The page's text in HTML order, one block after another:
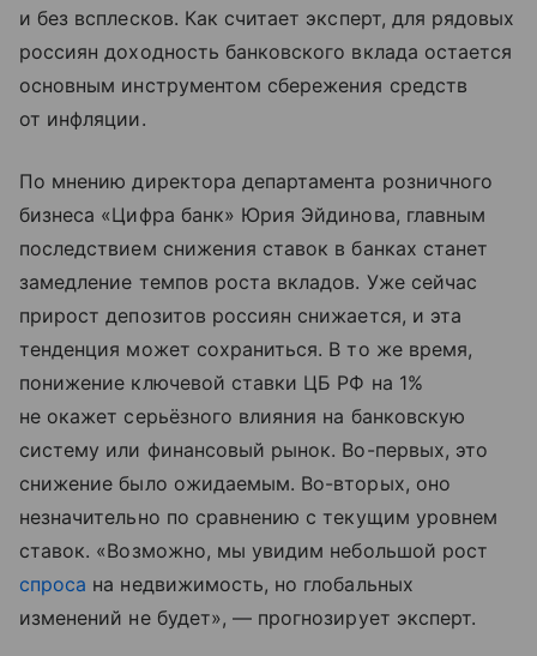
и без всплесков. Как считает эксперт, для рядовых
россиян доходность банковского вклада остается
основным инструментом сбережения средств
от инфляции.
По мнению директора департамента розничного
бизнеса «Цифра банк» Юрия Эйдинова, главным
последствием снижения ставок в банках станет
замедление темпов роста вкладов. Уже сейчас
прирост депозитов россиян снижается, и эта
тенденция может сохраниться. В то же время,
понижение ключевой ставки ЦБ РФ на 1%
не окажет серьёзного влияния на банковскую
систему или финансовый рынок. Во-первых, это
снижение было ожидаемым. Во-вторых, оно
незначительно по сравнению с текущим уровнем
ставок. «Возможно, мы увидим небольшой рост
спроса на недвижимость, но глобальных
изменений не будет», — прогнозирует эксперт.